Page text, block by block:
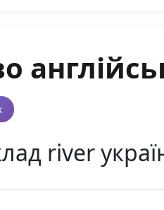
river